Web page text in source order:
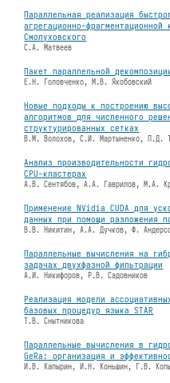
Параллельная реализация
агрегационно-фрагментационной
Смолуховского
С.А. Матвеев
Пакет параллельной
Е.Н. Головченко, М.В. Якобовский
Новые подходы к построению
алгоритмов для численного
структурированных сетках
В.М. Волохов, С.И. Мартыненко, П.Д.
Анализ производительности
CPU-кластерах
А.В. Сентябов, А.А. Гаврилов, М.А.
Применение NVidia CUDA для
данных при помощи разложения
В.В. Никитин, А.А. Дучков, Ф.
Параллельные вычисления на
задачах двухфазной фильтрации
А.И. Никифоров, Р.В. Садовников
Реализация модели
базовых процедур языка STAR
Т.В. Снытникова
Параллельные вычисления в
GeRa: организация и
И.В. Капырин, И.Н. Коньшин, Г.В.